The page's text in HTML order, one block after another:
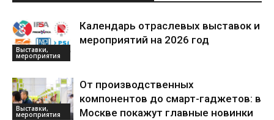
Выставки,
мероприятия
Календарь отраслевых выставок и
мероприятий на 2026 год
Выставки,
мероприятия
От производственных
компонентов до смарт-гаджетов: в
Москве покажут главные новинки